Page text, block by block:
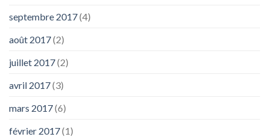
septembre 2017(4)
août 2017(2)
juillet 2017(2)
avril 2017(3)
mars 2017(6)
février 2017(1)